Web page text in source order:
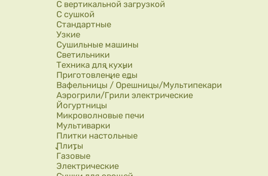
С вертикальной загрузкой
С сушкой
Стандартные
Узкие
Сушильные машины
Светильники
Техника для кухни
Приготовление еды
Вафельницы / Орешницы/Мультипекари
Аэрогрили/Грили электрические
Йогуртницы
Микроволновые печи
Мультиварки
Плитки настольные
Плиты
Газовые
Электрические